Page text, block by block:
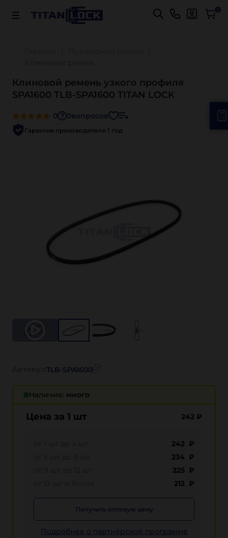
Важно! Для оплаты заказов Подробнее 0
Клиновой ремень узкого профиля
SPA1600 TLB-SPA1600 TITAN LOCK
0 0вопросов
Гарантия производителя 1 год
Наличие: много
Цена за 1 шт 242 ₽
242 ₽
234 ₽
225 ₽
212 ₽
Получить оптовую цену
Подробнее о партнёрской программе
TLB-SPA1600